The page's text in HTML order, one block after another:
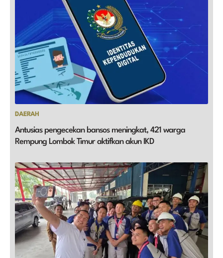
DAERAH
Antusias pengecekan bansos meningkat, 421 warga
Rempung Lombok Timur aktifkan akun IKD